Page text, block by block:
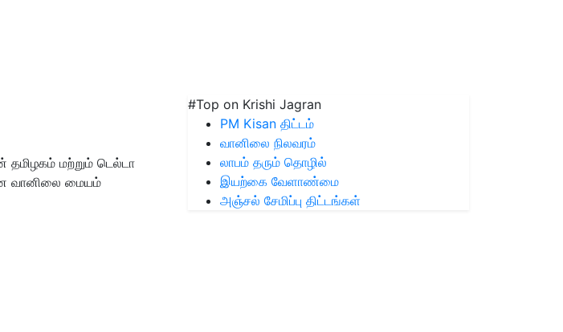
தமிழகம் மற்றும் டெல்டா
வானிலை மையம்
#Top on Krishi Jagran
PM Kisan திட்டம்
வானிலை நிலவரம்
லாபம் தரும் தொழில்
இயற்கை வேளாண்மை
அஞ்சல் சேமிப்பு திட்டங்கள்